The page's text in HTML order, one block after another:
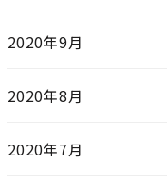
2020年9月
2020年8月
2020年7月